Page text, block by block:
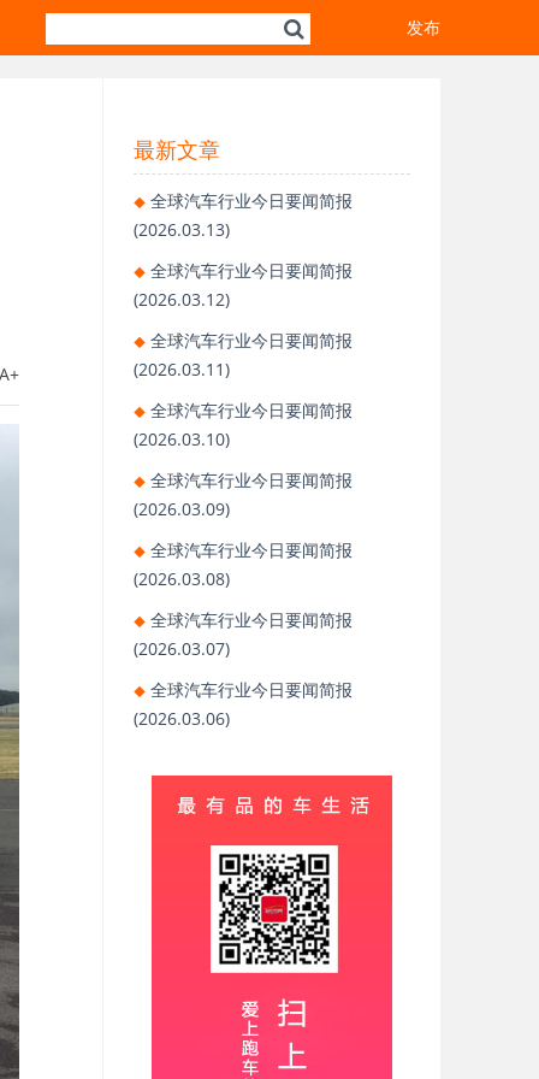
发布
A+
最新文章
全球汽车行业今日要闻简报
(2026.03.13)
全球汽车行业今日要闻简报
(2026.03.12)
全球汽车行业今日要闻简报
(2026.03.11)
全球汽车行业今日要闻简报
(2026.03.10)
全球汽车行业今日要闻简报
(2026.03.09)
全球汽车行业今日要闻简报
(2026.03.08)
全球汽车行业今日要闻简报
(2026.03.07)
全球汽车行业今日要闻简报
(2026.03.06)